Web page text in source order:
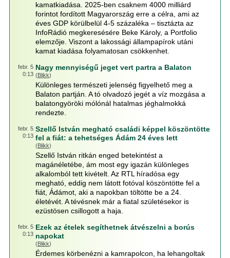
kamatkiadása. 2025-ben csaknem 4000 milliárd
forintot fordított Magyarország erre a célra, ami az
éves GDP körülbelül 4-5 százaléka – tisztázta az
InfoRádió megkeresésére Beke Károly, a Portfolio
elemzője. Viszont a lakossági állampapírok utáni
kamat kiadása folyamatosan csökkenhet.
febr. 5
0:13
Nagy mennyiségű jeget vert partra a Balaton
(Blikk)
Különleges természeti jelenség figyelhető meg a
Balaton partján. A tó olvadozó jegét a víz mozgása a
balatongyöröki mólónál hatalmas jéghalmokká
rendezte.
febr. 5
0:13
Szellő István megható családi képpel köszöntötte
fel a fiát: a tehetséges Ádám 24 éves lett
(Blikk)
Szellő István ritkán enged betekintést a
magánéletébe, ám most egy igazán különleges
alkalomból tett kivételt. Az RTL híradósa egy
megható, eddig nem látott fotóval köszöntötte fel a
fiát, Ádámot, aki a napokban töltötte be a 24.
életévét. A tévésnek már a fiatal születésekor is
ezüstösen csillogott a haja.
febr. 5
0:13
Ezek az ételek segíthetnek átvészelni a borús
napokat
(Blikk)
Érdemes körbenézni a kamrapolcon, ha lehangoltak